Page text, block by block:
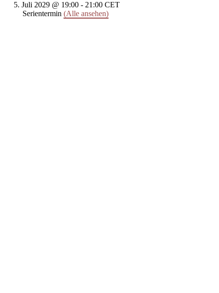
5. Juli 2029 @ 19:00 - 21:00 CET
Serientermin (Alle ansehen)